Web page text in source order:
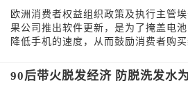
欧洲消费者权益组织政策及执行主管
果公司推出软件更新，是为了掩盖电
降低手机的速度，从而鼓励消费者购买
90后带火脱发经济 防脱洗发水